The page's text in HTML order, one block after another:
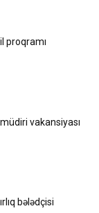
proqramı
vakansiyası
bələdçisi